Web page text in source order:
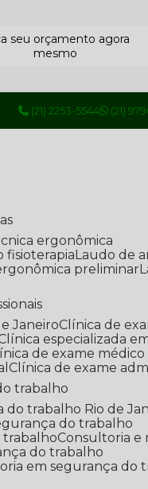
seu orçamento agora
mesmo
(21) 2253-5544 (21)
ergonômica
fisioterapia Laudo de
ergonômica preliminar
Janeiro
Clínica de
Clínica especializada
Clínica de exame
Clínica de exame
trabalho
do trabalho Rio de
do trabalho
trabalho
Consultoria
do trabalho
em segurança do